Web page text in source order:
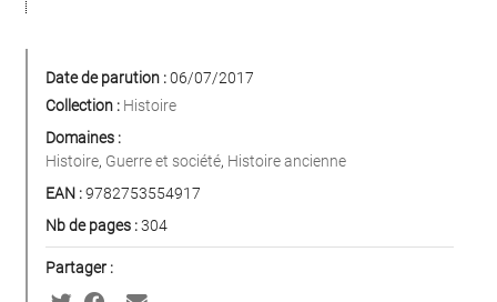
Date de parution :06/07/2017
Collection : Histoire
Domaines :
Histoire, Guerre et société, Histoire ancienne
EAN :9782753554917
Nb de pages :304
Partager :